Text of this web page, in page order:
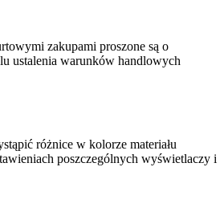
zakupami proszone są o
ustalenia warunków handlowych
różnice w kolorze materiału
poszczególnych wyświetlaczy i